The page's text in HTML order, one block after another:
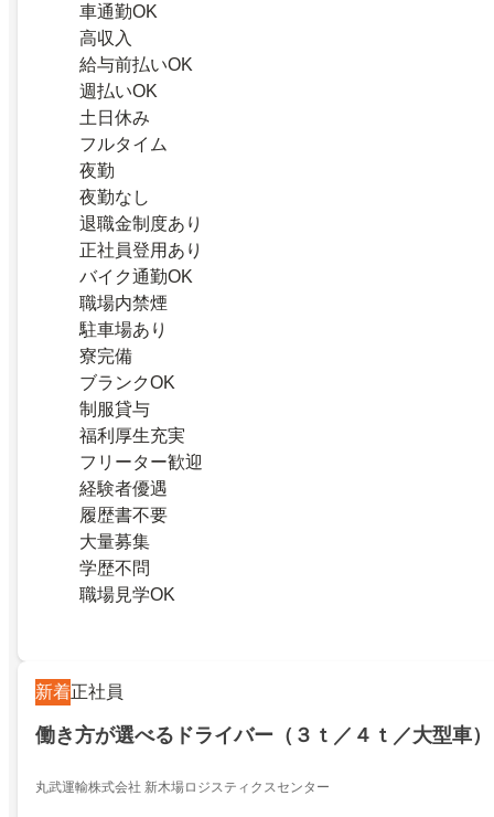
車通勤OK
高収入
給与前払いOK
週払いOK
土日休み
フルタイム
夜勤
夜勤なし
退職金制度あり
正社員登用あり
バイク通勤OK
職場内禁煙
駐車場あり
寮完備
ブランクOK
制服貸与
福利厚生充実
フリーター歓迎
経験者優遇
履歴書不要
大量募集
学歴不問
職場見学OK
新着正社員
働き方が選べるドライバー（３ｔ／４ｔ／大型車）
丸武運輸株式会社 新木場ロジスティクスセンター